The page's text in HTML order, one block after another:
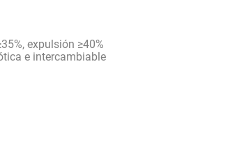
expulsión ≥40%
e intercambiable